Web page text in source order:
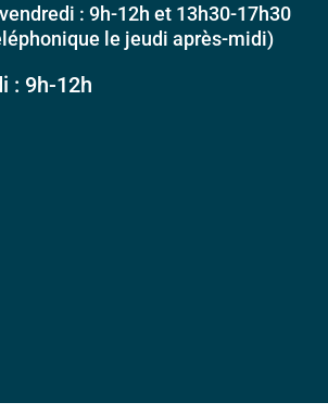
: 9h-12h et 13h30-17h30
le jeudi après-midi)
9h-12h